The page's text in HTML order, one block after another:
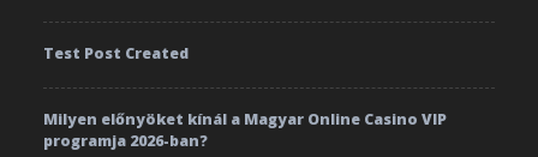
Test Post Created
Milyen előnyöket kínál a Magyar Online Casino VIP
programja 2026-ban?